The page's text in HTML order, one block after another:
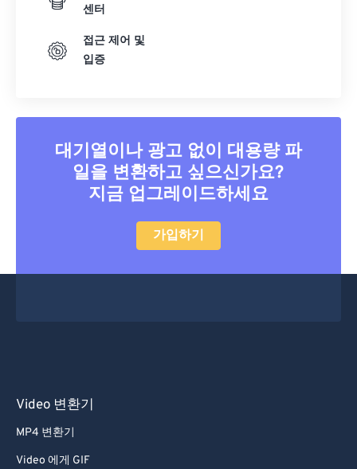
센터
접근 제어 및
입증
대기열이나 광고 없이 대용량 파
일을 변환하고 싶으신가요?
지금 업그레이드하세요
가입하기
Video 변환기
MP4 변환기
Video 에게 GIF